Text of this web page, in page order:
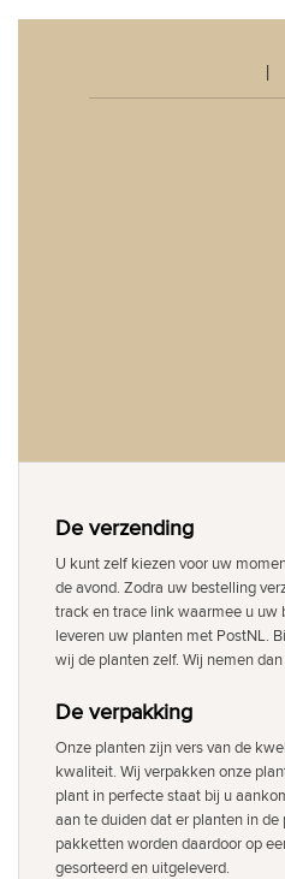
De verzending
U kunt zelf kiezen voor uw
de avond. Zodra uw bestelling
track en trace link waarmee u uw
leveren uw planten met PostNL.
wij de planten zelf. Wij nemen
De verpakking
Onze planten zijn vers van de
kwaliteit. Wij verpakken onze
plant in perfecte staat bij u
aan te duiden dat er planten in
pakketten worden daardoor op
gesorteerd en uitgeleverd.